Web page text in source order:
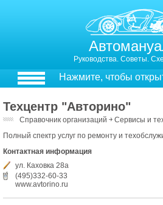
Руководства. Советы.
Нажмите, чтобы
Техцентр "Авторино"
Справочник организаций ￫Сервисы и
Полный спектр услуг по ремонту и
Контактная информация
ул. Каховка 28а
(495)332-60-33
www.avtorino.ru